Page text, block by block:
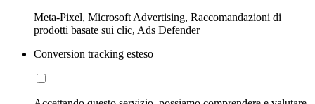
Meta-Pixel, Microsoft Advertising, Raccomandazioni di
prodotti basate sui clic, Ads Defender
Conversion tracking esteso